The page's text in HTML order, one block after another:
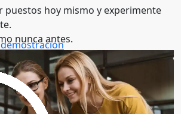
puestos hoy mismo y experimente
nunca antes.
el software.